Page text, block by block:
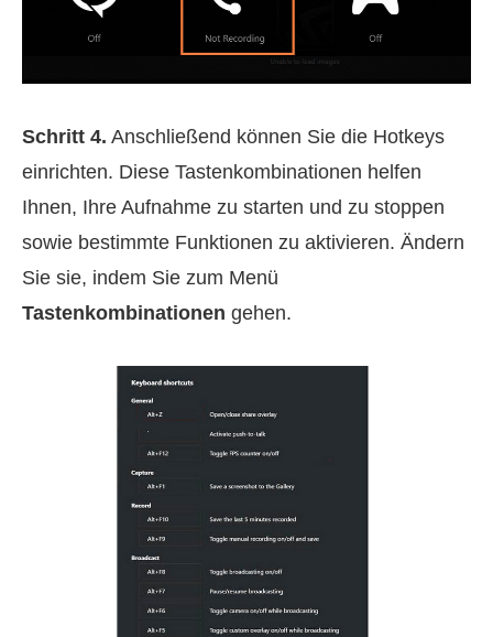
Schritt 4. Anschließend können Sie die Hotkeys
einrichten. Diese Tastenkombinationen helfen
Ihnen, Ihre Aufnahme zu starten und zu stoppen
sowie bestimmte Funktionen zu aktivieren. Ändern
Sie sie, indem Sie zum Menü
Tastenkombinationen gehen.